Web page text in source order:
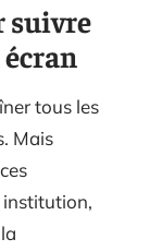
suivre
tous les
Mais
institution,